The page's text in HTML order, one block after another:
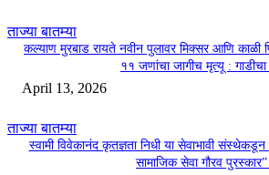
ताज्या बातम्या
कल्याण मुरबाड रायते नवीन पुलावर मिक्सर आणि काळी
११ जणांचा जागीच मृत्यू :
April 13, 2026
ताज्या बातम्या
स्वामी विवेकानंद कृतज्ञता निधी या सेवाभावी संस्थेकडून
सामाजिक सेवा गौरव पुरस्कार”